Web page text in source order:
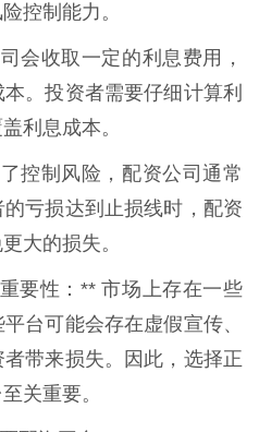
控制能力。
会收取一定的利息费用，
。投资者需要仔细计算利
利息成本。
控制风险，配资公司通常
亏损达到止损线时，配资
大的损失。
要性：** 市场上存在一些
台可能会存在虚假宣传、
带来损失。因此，选择正
关重要。